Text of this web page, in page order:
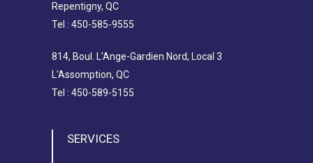
Repentigny, QC
Tel : 450-585-9555
814, Boul. L'Ange-Gardien Nord, Local 3
L'Assomption, QC
Tel : 450-589-5155
SERVICES